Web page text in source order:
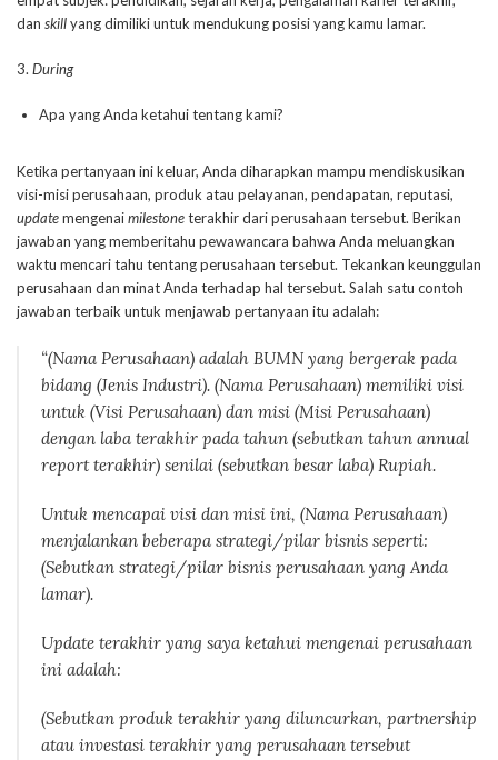
dan skillyang dimiliki untuk mendukung posisi yang kamu lamar.
3. During
Apa yang Anda ketahui tentang kami?
Ketika pertanyaan ini keluar, Anda diharapkan mampu mendiskusikan
visi-misi perusahaan, produk atau pelayanan, pendapatan, reputasi,
updatemengenaimilestoneterakhir dari perusahaan tersebut. Berikan
jawaban yang memberitahu pewawancara bahwa Anda meluangkan
waktu mencari tahu tentang perusahaan tersebut. Tekankan keunggulan
perusahaan dan minat Anda terhadap hal tersebut. Salah satu contoh
jawaban terbaik untuk menjawab pertanyaan itu adalah:
“(Nama Perusahaan) adalah BUMN yang bergerak pada
bidang (Jenis Industri). (Nama Perusahaan) memiliki visi
untuk (Visi Perusahaan) dan misi (Misi Perusahaan)
dengan laba terakhir pada tahun (sebutkan tahun annual
reportterakhir) senilai (sebutkan besar laba) Rupiah.
Untuk mencapai visi dan misi ini, (Nama Perusahaan)
menjalankan beberapa strategi/pilar bisnis seperti:
(Sebutkan strategi/pilar bisnis perusahaan yang Anda
lamar).
Update terakhir yang saya ketahui mengenai perusahaan
ini adalah:
(Sebutkan produk terakhir yang diluncurkan, partnership
atau investasi terakhir yang perusahaan tersebut